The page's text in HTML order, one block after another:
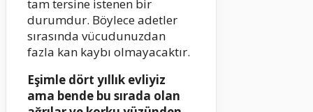
tam tersine istenen bir
durumdur. Böylece adetler
sırasında vücudunuzdan
fazla kan kaybı olmayacaktır.
Eşimle dört yıllık evliyiz
ama bende bu sırada olan